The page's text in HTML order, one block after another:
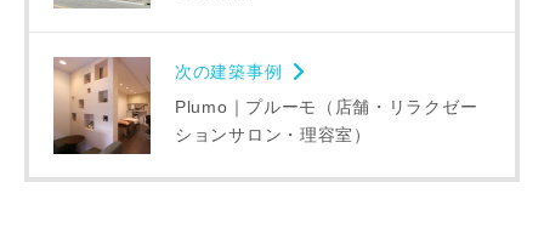
次の建築事例
Plumo｜プルーモ（店舗・リラクゼー
ションサロン・理容室）